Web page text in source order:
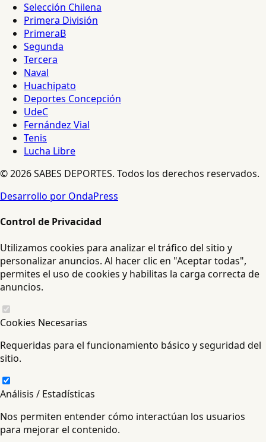
Selección Chilena
Primera División
PrimeraB
Segunda
Tercera
Naval
Huachipato
Deportes Concepción
UdeC
Fernández Vial
Tenis
Lucha Libre
© 2026 SABES DEPORTES. Todos los derechos reservados.
Desarrollo por OndaPress
Control de Privacidad
Utilizamos cookies para analizar el tráfico del sitio y
personalizar anuncios. Al hacer clic en "Aceptar todas",
permites el uso de cookies y habilitas la carga correcta de
anuncios.
Cookies Necesarias
Requeridas para el funcionamiento básico y seguridad del
sitio.
Análisis / Estadísticas
Nos permiten entender cómo interactúan los usuarios
para mejorar el contenido.